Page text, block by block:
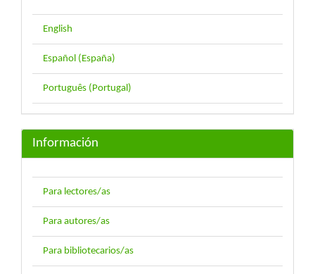
English
Español (España)
Português (Portugal)
Información
Para lectores/as
Para autores/as
Para bibliotecarios/as